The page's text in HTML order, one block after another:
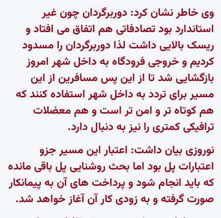
وی خاطر نشان کرد: دوربرگردان چون غیر
استاندارد بود تصادفاتی هم اتفاق می افتاد و
ریسک بالایی داشت لذا دوربرگردان را مسدود
کردیم و خروجی فرودگاه به داخل شهر امروز
بازگشایی شد تا از این پس مسافرین از این
مسیر برای تردد به داخل شهر استفاده کنند که
هم کوتاه تر و امن تر است و هم معضلات
ترافیکی کمتری را نیز به دنبال دارد.
نوروزی بیان داشت: اعتبار این مسیر جزو
اعتبارات پل بود اما بحث روشنایی پل باقی مانده
که باید انجام شود و پرداخت های آن به پیمانکار
صورت گرفته و به زودی کار آن آغاز خواهد شد.